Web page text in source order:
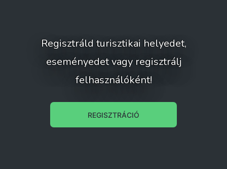
Regisztráld turisztikai helyedet,
eseményedet vagy regisztrálj
felhasználóként!
REGISZTRÁCIÓ